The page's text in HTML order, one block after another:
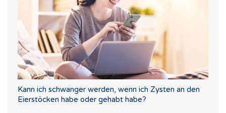
Kann ich schwanger werden, wenn ich Zysten an den
Eierstöcken habe oder gehabt habe?